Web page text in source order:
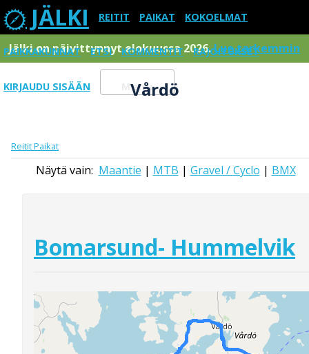
JÄLKI REITIT PAIKAT KOKOELMAT
PAIKKAKUNNAT ETSI KOMMENTIT RAJOITUKSET
KIRJAUDU SISÄÄN Menu
Jälki on päivittynnyt elokuussa 2026.Lue tarkemmin
Vårdö
ReititPaikat
Näytä vain: Maantie | MTB | Gravel / Cyclo | BMX
Bomarsund- Hummelvik